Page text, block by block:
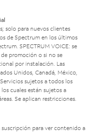
solo para nuevos clientes
de Spectrum en los últimos
SPECTRUM VOICE: se
promoción o si no se
por instalación. Las
Unidos, Canadá, México,
sujetos a todos los
cuales están sujetos a
Se aplican restricciones.
para ver contenido a